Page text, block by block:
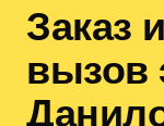
Заказ
вызов